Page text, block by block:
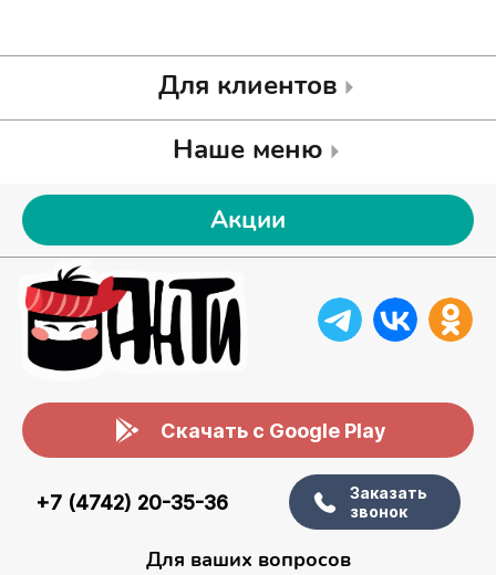
Для клиентов
Наше меню
Акции
Скачать с Google Play
+7 (4742) 20-35-36
Заказать
звонок
Для ваших вопросов